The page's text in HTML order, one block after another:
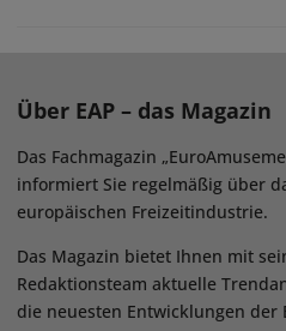
Über EAP – das Magazin
Das Fachmagazin
informiert Sie regelmäßig über
europäischen Freizeitindustrie.
Das Magazin bietet Ihnen mit
Redaktionsteam aktuelle
die neuesten Entwicklungen der